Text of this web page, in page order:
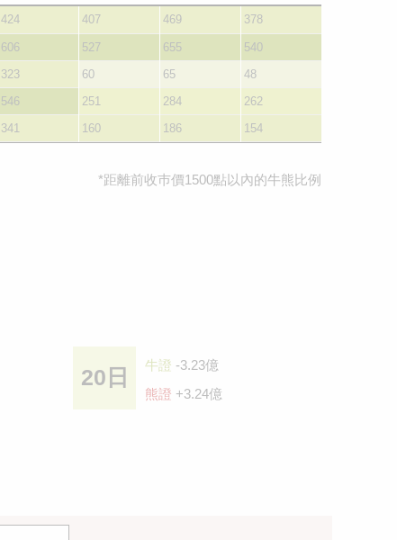
424 407 469
378
606 527 655
540
323 60 65
48
546 251 284
262
341 160 186 154
*距離前收巿價1500點以內的牛熊比例
20日 牛證 -3.23億
熊證 +3.24億